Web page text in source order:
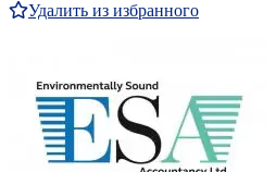
Удалить из избранного